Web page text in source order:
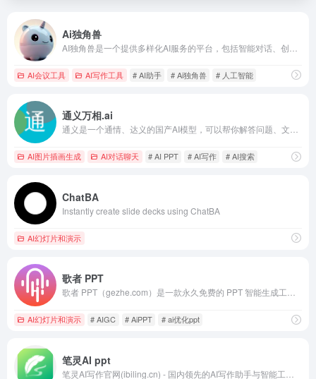
Ai独角兽
AI会议工具 AI写作工具 # AI助手 # Ai独角兽 # 人工智能
通义万相.ai
AI图片插画生成 AI对话聊天 # AI PPT # AI写作 # AI搜索
ChatBA
Instantly create slide decks using ChatBA
AI幻灯片和演示
歌者 PPT
AI幻灯片和演示 # AIGC # AiPPT # ai优化ppt
笔灵AI ppt